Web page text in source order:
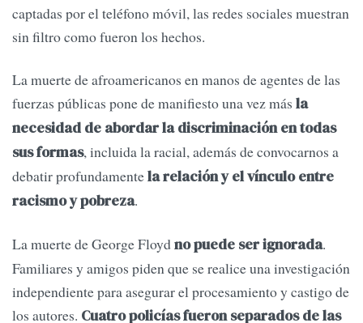
captadas por el teléfono móvil, las redes sociales muestran
sin filtro como fueron los hechos.
La muerte de afroamericanos en manos de agentes de las
fuerzas públicas pone de manifiesto una vez más la
necesidad de abordar la discriminación en todas
sus formas, incluida la racial, además de convocarnos a
debatir profundamentela relación y el vínculo entre
racismo y pobreza.
La muerte de George Floydno puede ser ignorada.
Familiares y amigos piden que se realice una investigación
independiente para asegurar el procesamiento y castigo de
los autores. Cuatro policías fueron separados de las